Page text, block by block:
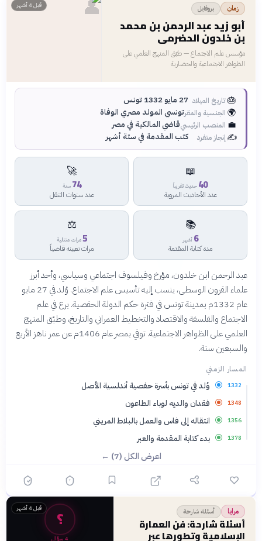
زمان بروفايل
أبو زيد عبد الرحمن بن محمد
بن خلدون الحضرمي
مؤسس علم الاجتماع — طبّق المنهج العلمي على
الظواهر الاجتماعية والحضارية
قبل 4 أشهر 👤
🎂تاريخ الميلاد 27 مايو 1332 تونس
🌍 الجنسية والمقرتونسي المولد مصري الوفاة
💼 المنصب الرئيسيقاضي المالكية في مصر
✍️ إنجاز متفرد كتب المقدمة في ستة أشهر
📖
40 حديث تقريباً
عدد الأحاديث المروية
🚀
74 سنة
عدد سنوات التنقل
📚
6 أشهر
مدة كتابة المقدمة
⚖️
5مرات متتالية
مرات تعيينه قاضياً
عبد الرحمن ابن خلدون، مؤرخ وفيلسوف اجتماعي وسياسي، وأحد أبرز
علماء القرون الوسطى، ينسب إليه تأسيس علم الاجتماع. وُلد في 27 مايو
عام 1332م بمدينة تونس في فترة حكم الدولة الحفصية. برع في علم
الاجتماع والفلسفة والاقتصاد والتخطيط العمراني والتاريخ، وطبّق المنهج
العلمي على الظواهر الاجتماعية. توفي بمصر عام 1406م عن عمر ناهز الأربع
والسبعين سنة.
المسار الزمني
1332 وُلد في تونس بأسرة حفصية أندلسية الأصل
1348 فقدان والديه لوباء الطاعون
1356 انتقاله إلى فاس والعمل بالبلاط المريني
1378 بدء كتابة المقدمة والعبر
اعرض الكل (7) ←
مرايا أسئلة شارحة
أسئلة شارحة: فن العمارة
الإسلامية وتطورها عبر
قبل 4 أشهر ؟
4 سؤال